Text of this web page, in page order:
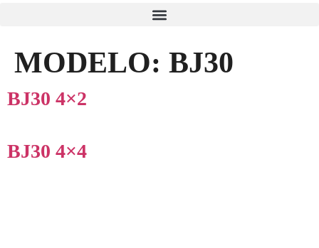
MODELO: BJ30
BJ30 4×2
BJ30 4×4